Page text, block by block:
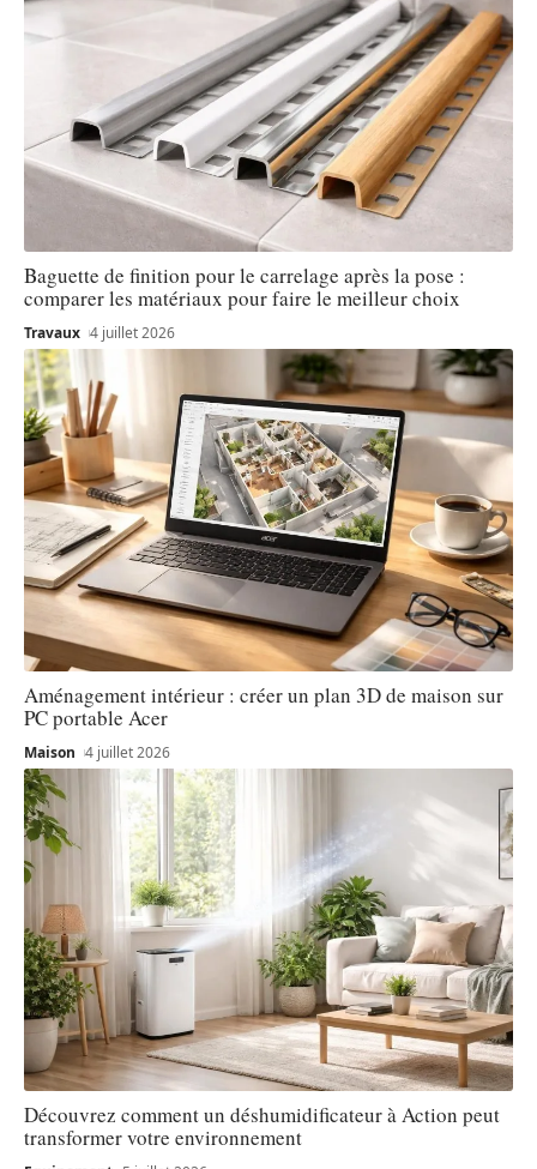
Baguette de finition pour le carrelage après la pose :
comparer les matériaux pour faire le meilleur choix
Travaux 4 juillet 2026
Aménagement intérieur : créer un plan 3D de maison sur
PC portable Acer
Maison 4 juillet 2026
Découvrez comment un déshumidificateur à Action peut
transformer votre environnement